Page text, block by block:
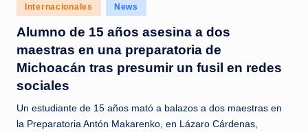
c
i
a
s
l
Posted
in
Internacionales News
Alumno de 15 años asesina a dos
maestras en una preparatoria de
Michoacán tras presumir un fusil en redes
sociales
Un estudiante de 15 años mató a balazos a dos maestras en
la Preparatoria Antón Makarenko, en Lázaro Cárdenas,